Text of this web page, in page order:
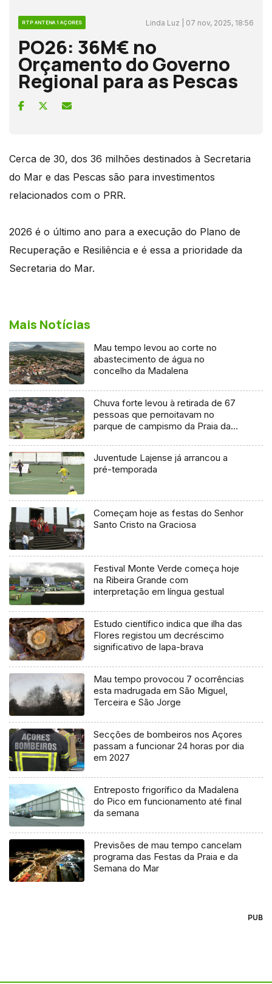
RTP ANTENA 1 AÇORES Linda Luz | 07 nov, 2025, 18:56
PO26: 36M€ no
Orçamento do Governo
Regional para as Pescas
Cerca de 30, dos 36 milhões destinados à Secretaria
do Mar e das Pescas são para investimentos
relacionados com o PRR.
2026 é o último ano para a execução do Plano de
Recuperação e Resiliência e é essa a prioridade da
Secretaria do Mar.
Mais Notícias
Mau tempo levou ao corte no
abastecimento de água no
concelho da Madalena
Chuva forte levou à retirada de 67
pessoas que pernoitavam no
parque de campismo da Praia da
Juventude Lajense já arrancou a
pré-temporada
Começam hoje as festas do Senhor
Santo Cristo na Graciosa
Festival Monte Verde começa hoje
na Ribeira Grande com
interpretação em língua gestual
Estudo científico indica que ilha das
Flores registou um decréscimo
significativo de lapa-brava
Mau tempo provocou 7 ocorrências
esta madrugada em São Miguel,
Terceira e São Jorge
Secções de bombeiros nos Açores
passam a funcionar 24 horas por dia
em 2027
Entreposto frigorífico da Madalena
do Pico em funcionamento até final
da semana
Previsões de mau tempo cancelam
programa das Festas da Praia e da
Semana do Mar
PUB